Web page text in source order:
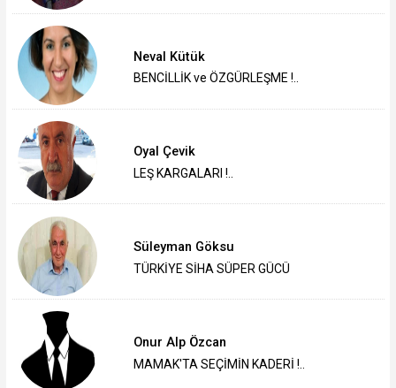
Neval Kütük
BENCİLLİK ve ÖZGÜRLEŞME !..
Oyal Çevik
LEŞ KARGALARI !..
Süleyman Göksu
TÜRKİYE SİHA SÜPER GÜCÜ
Onur Alp Özcan
MAMAK'TA SEÇİMİN KADERİ !..